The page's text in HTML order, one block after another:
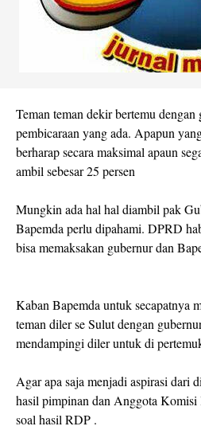
Teman teman dekir bertemu dengan
pembicaraan yang ada. Apapun
berharap secara maksimal apaun
ambil sebesar 25 persen
Mungkin ada hal hal diambil pak
Bapemda perlu dipahami. DPRD
bisa memaksakan gubernur dan
Kaban Bapemda untuk secapatnya
teman diler se Sulut dengan
mendampingi diler untuk di
Agar apa saja menjadi aspirasi dari
hasil pimpinan dan Anggota
soal hasil RDP .